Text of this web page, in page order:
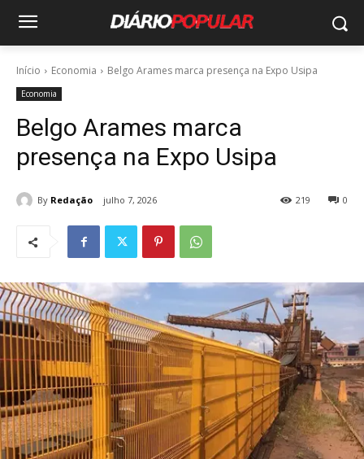
Início Economia Belgo Arames marca presença na Expo Usipa
Economia
Belgo Arames marca
presença na Expo Usipa
By Redação julho 7, 2026 0
219